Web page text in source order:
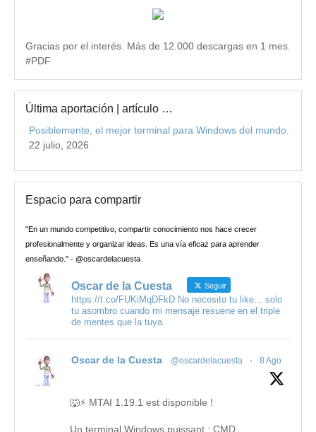
Gracias por el interés. Más de 12.000 descargas en 1 mes.
#PDF
Última aportación | artículo …
Posiblemente, el mejor terminal para Windows del mundo.
22 julio, 2026
Espacio para compartir
"En un mundo competitivo, compartir conocimiento nos hace crecer
profesionalmente y organizar ideas. Es una vía eficaz para aprender
enseñando." - @oscardelacuesta
Oscar de la Cuesta Seguir
https://t.co/FUKiMqDFkD No necesito tu like... solo
tu asombro cuando mi mensaje resuene en el triple
de mentes que la tuya.
Oscar de la Cuesta @oscardelacuesta · 8 Ago
🐺⚡ MTAI 1.19.1 est disponible !
Un terminal Windows puissant : CMD,